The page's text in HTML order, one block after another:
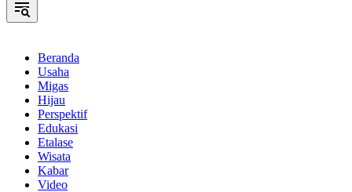
Beranda
Usaha
Migas
Hijau
Perspektif
Edukasi
Etalase
Wisata
Kabar
Video